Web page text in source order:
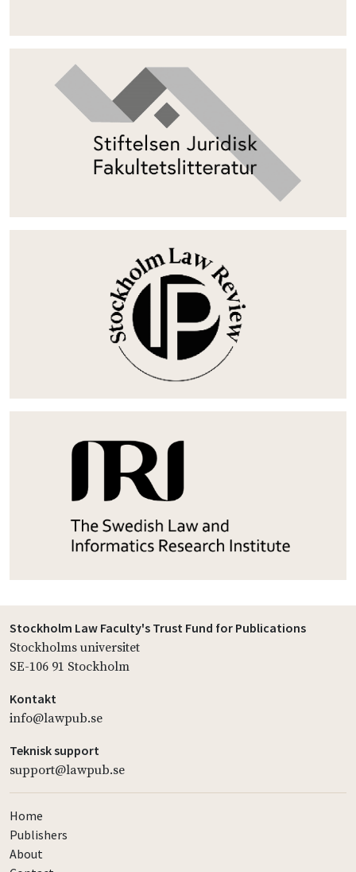
Stockholm Law Faculty's Trust Fund for Publications
Stockholms universitet
SE-106 91 Stockholm
Kontakt
info@lawpub.se
Teknisk support
support@lawpub.se
Home
Publishers
About